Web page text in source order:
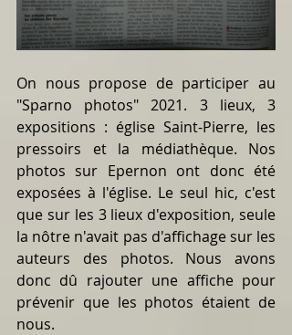
On nous propose de participer au
"Sparno photos" 2021. 3 lieux, 3
expositions : église Saint-Pierre, les
pressoirs et la médiathèque. Nos
photos sur Epernon ont donc été
exposées à l'église. Le seul hic, c'est
que sur les 3 lieux d'exposition, seule
la nôtre n'avait pas d'affichage sur les
auteurs des photos. Nous avons
donc dû rajouter une affiche pour
prévenir que les photos étaient de
nous.